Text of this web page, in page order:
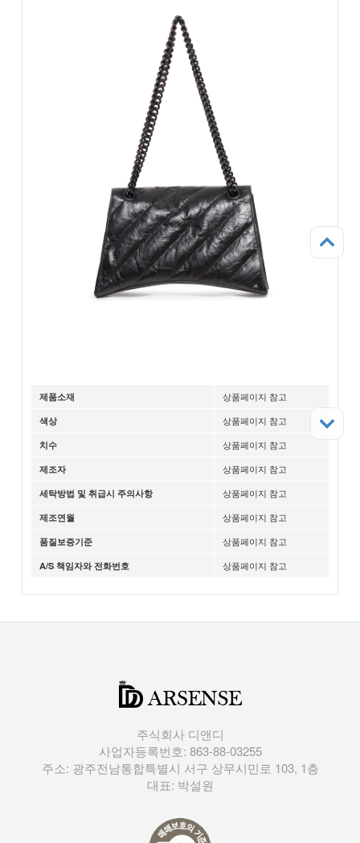
제품소재 상품페이지 참고
색상 상품페이지 참고
치수 상품페이지 참고
제조자 상품페이지 참고
세탁방법 및 취급시 주의사항 상품페이지 참고
제조연월 상품페이지 참고
품질보증기준 상품페이지 참고
A/S 책임자와 전화번호 상품페이지 참고
주식회사 디앤디
사업자등록번호: 863-88-03255
주소: 광주전남통합특별시 서구 상무시민로 103, 1층
대표: 박설원